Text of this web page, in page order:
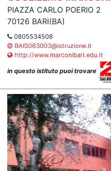
PIAZZA CARLO POERIO 2
70126 BARI(BA)
0805534508
BAIS063003@istruzione.it
http://www.marconibari.edu.it
in questo istituto puoi trovare